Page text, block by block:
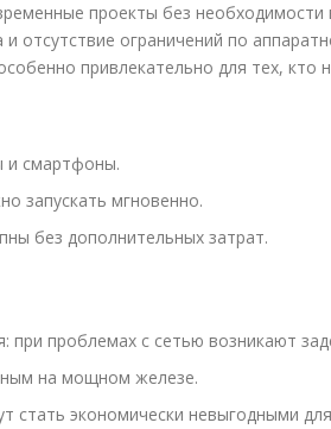
проекты без
отсутствие ограничений по
привлекательно для тех,
и смартфоны.
запускать мгновенно.
без дополнительных затрат.
при проблемах с сетью возникают
на мощном железе.
стать экономически невыгодными